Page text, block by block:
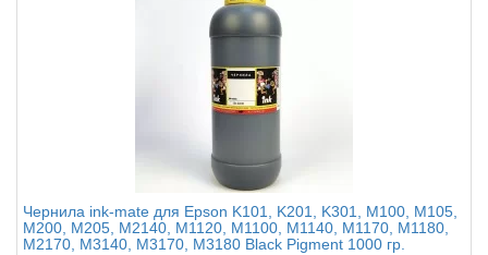
Чернила ink-mate для Epson K101, K201, K301, M100, M105,
M200, M205, M2140, M1120, M1100, M1140, M1170, M1180,
M2170, M3140, M3170, M3180 Black Pigment 1000 гр.